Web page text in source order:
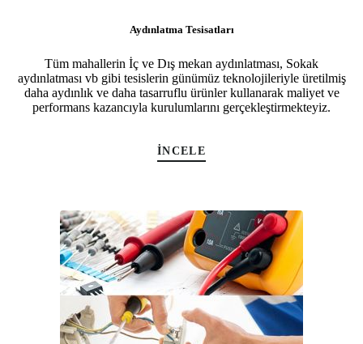
Aydınlatma Tesisatları
Tüm mahallerin İç ve Dış mekan aydınlatması, Sokak
aydınlatması vb gibi tesislerin günümüz teknolojileriyle üretilmiş
daha aydınlık ve daha tasarruflu ürünler kullanarak maliyet ve
performans kazancıyla kurulumlarını gerçekleştirmekteyiz.
İNCELE